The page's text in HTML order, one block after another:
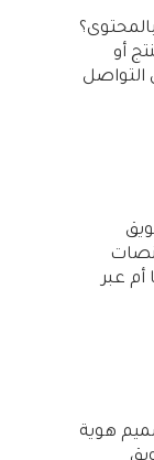
أو
التواصل
أم عبر
هوية